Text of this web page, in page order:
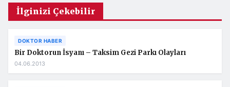
İlginizi Çekebilir
DOKTOR HABER
Bir Doktorun İsyanı – Taksim Gezi Parkı Olayları
04.06.2013